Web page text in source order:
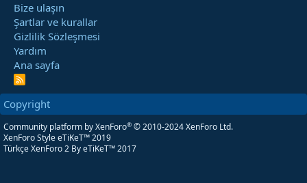
Bize ulaşın
Şartlar ve kurallar
Gizlilik Sözleşmesi
Yardım
Ana sayfa
R
S
Copyright
Community platform by XenForo® © 2010-2024 XenForo Ltd.
XenForo Style eTiKeT™ 2019
Türkçe XenForo 2 By eTiKeT™ 2017